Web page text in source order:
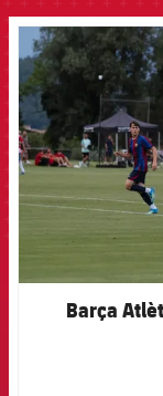
Barça